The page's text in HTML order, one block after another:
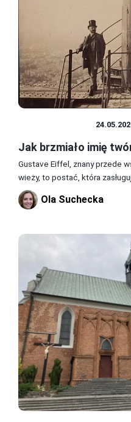
Jak brzmiało imię
Gustave Eiffel, znany przede
wieży, to postać, która
Ola Suchecka